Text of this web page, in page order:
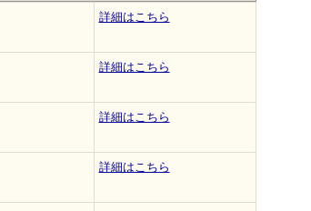
詳細はこちら
詳細はこちら
詳細はこちら
詳細はこちら